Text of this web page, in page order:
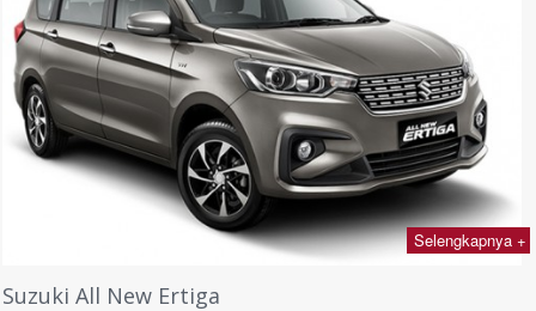
Selengkapnya +
Suzuki All New Ertiga